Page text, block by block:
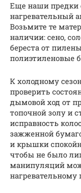
Еще наши предки
нагревательный
Возьмите те
наличии: сено,
береста от
полиэтиленовые
К холодному
проверить
дымовой ход от
топочной золу и
исправность
зажженной
и крышки
чтобы не было
манипуляций
нагревательному